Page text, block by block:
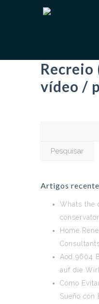
Recreio
vídeo /
Artigos
Whats the
Home
Aod 9604
auf die
Cómo
Sueño con